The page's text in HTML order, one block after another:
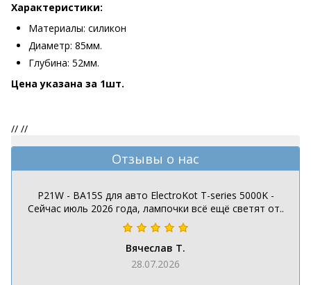
Характеристики:
Материалы: силикон
Диаметр: 85мм.
Глубина: 52мм.
Цена указана за 1шт.
// //
Отзывы о нас
P21W - BA15S для авто ElectroKot T-series 5000K -
Сейчас июль 2026 года, лампочки всё ещё светят от..
Вячеслав Т.
28.07.2026